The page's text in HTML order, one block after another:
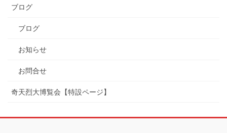
ブログ
ブログ
お知らせ
お問合せ
奇天烈大博覧会【特設ページ】